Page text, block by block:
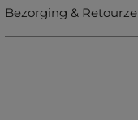
Bezorging &